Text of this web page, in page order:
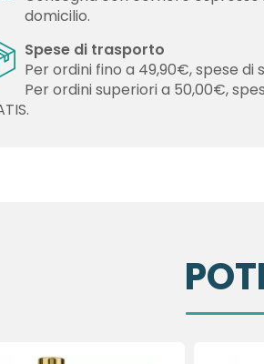
domicilio.
Spese di trasporto
Per ordini fino a 49,90€, spese di
Per ordini superiori a 50,00€,